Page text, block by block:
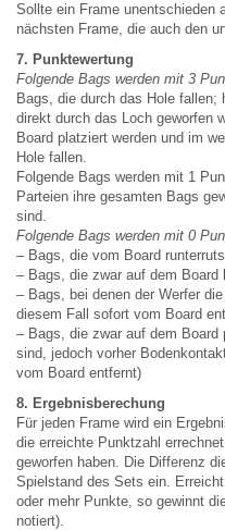
Sollte ein Frame unentschieden
nächsten Frame, die auch den
7. Punktewertung
Folgende Bags werden mit 3
Bags, die durch das Hole
direkt durch das Loch geworfen
Board platziert werden und im
Hole fallen.
Folgende Bags werden mit 1
Parteien ihre gesamten Bags
sind.
Folgende Bags werden mit 0
– Bags, die vom Board
– Bags, die zwar auf dem
– Bags, bei denen der Werfer
diesem Fall sofort vom Board
– Bags, die zwar auf dem
sind, jedoch vorher
vom Board entfernt)
8. Ergebnisberechung
Für jeden Frame wird ein
die erreichte Punktzahl
geworfen haben. Die Differenz
Spielstand des Sets ein.
oder mehr Punkte, so gewinnt
notiert).